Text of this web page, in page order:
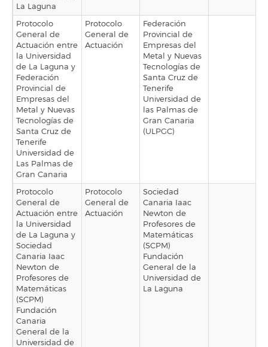
La Laguna
Protocolo
General de
Actuación entre
la Universidad
de La Laguna y
Federación
Provincial de
Empresas del
Metal y Nuevas
Tecnologías de
Santa Cruz de
Tenerife
Universidad de
Las Palmas de
Gran Canaria
Protocolo
General de
Actuación
Federación
Provincial de
Empresas del
Metal y Nuevas
Tecnologías de
Santa Cruz de
Tenerife
Universidad de
las Palmas de
Gran Canaria
(ULPGC)
Protocolo
General de
Actuación entre
la Universidad
de La Laguna y
Sociedad
Canaria Iaac
Newton de
Profesores de
Matemáticas
(SCPM)
Fundación
Canaria
General de la
Universidad de
Protocolo
General de
Actuación
Sociedad
Canaria Iaac
Newton de
Profesores de
Matemáticas
(SCPM)
Fundación
General de la
Universidad de
La Laguna